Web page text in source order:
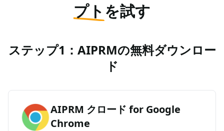
プト を試す
ステップ1：AIPRMの無料ダウンロー
ド
AIPRM クロード for Google
Chrome